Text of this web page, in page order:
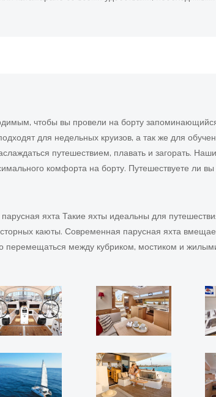
чтобы вы провели на борту запоминающийся
для недельных круизов, а так же для
путешествием, плавать и загорать.
комфорта на борту. Путешествуете ли
яхта Такие яхты идеальны для
каюты. Современная парусная яхта
перемещаться между кубриком, мостиком и